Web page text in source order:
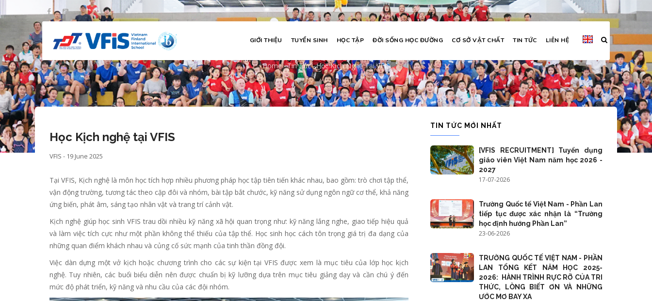
to
content
GIỚI THIỆU TUYỂN SINH HỌC TẬP ĐỜI SỐNG HỌC ĐƯỜNG CƠ SỞ VẬT CHẤT TIN TỨC LIÊN HỆ
Breadcrumb
Home -Tin Tức -Học Kịch Nghệ Tại VFIS
Học Kịch nghệ tại VFIS
VFIS - 19 June 2025
Tại VFIS, Kịch nghệ là môn học tích hợp nhiều phương pháp học tập tiên tiến khác nhau, bao gồm: trò chơi tập thể,
vận động trường, tương tác theo cặp đôi và nhóm, bài tập bắt chước, kỹ năng sử dụng ngôn ngữ cơ thể, khả năng
ứng biến, phát âm, sáng tạo nhân vật và trang trí cảnh vật.
Kịch nghệ giúp học sinh VFIS trau dồi nhiều kỹ năng xã hội quan trọng như: kỹ năng lắng nghe, giao tiếp hiệu quả
và làm việc tích cực như một phần không thể thiếu của tập thể. Học sinh học cách tôn trọng giá trị đa dạng của
những quan điểm khách nhau và củng cố sức mạnh của tinh thần đồng đội.
Việc dàn dựng một vở kịch hoặc chương trình cho các sự kiện tại VFIS được xem là mục tiêu của lớp học kịch
nghệ. Tuy nhiên, các buổi biểu diễn nên được chuẩn bị kỹ lưỡng dựa trên mục tiêu giảng dạy và cần chú ý đến
mức độ phát triển, kỹ năng và nhu cầu của các đội nhóm.
TIN TỨC MỚI NHẤT
[VFIS RECRUITMENT] Tuyển dụng
giáo viên Việt Nam năm học 2026 -
2027
17-07-2026
Trường Quốc tế Việt Nam - Phần Lan
tiếp tục được xác nhận là “Trường
học định hướng Phần Lan”
23-06-2026
TRƯỜNG QUỐC TẾ VIỆT NAM - PHẦN
LAN TỔNG KẾT NĂM HỌC 2025-
2026: HÀNH TRÌNH RỰC RỠ CỦA TRI
THỨC, LÒNG BIẾT ƠN VÀ NHỮNG
ƯỚC MƠ BAY XA